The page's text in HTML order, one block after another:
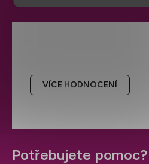
VÍCE HODNOCENÍ
Potřebujete pomoc?